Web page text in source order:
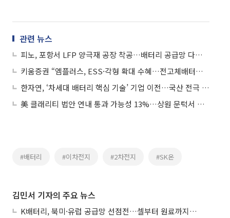
관련 뉴스
피노, 포항서 LFP 양극재 공장 착공…배터리 공급망 다각화 본격화
키움증권 “엠플러스, ESS·각형 확대 수혜…전고체배터리 장비 중장기 성장동력”
한자연, ‘차세대 배터리 핵심 기술’ 기업 이전…국산 전극 경쟁력 강화
美 클래리티 법안 연내 통과 가능성 13%…상원 문턱서 제동
#배터리 #이차전지 #2차전지 #SK온
김민서 기자의 주요 뉴스
K배터리, 북미·유럽 공급망 선점전…셀부터 원료까지 현지화